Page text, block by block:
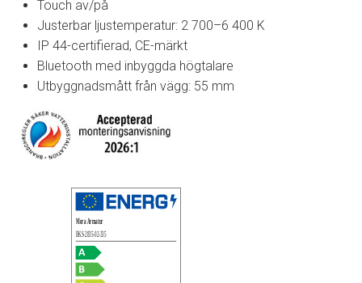
Touch av/på
Justerbar ljustemperatur: 2 700–6 400 K
IP 44-certifierad, CE-märkt
Bluetooth med inbyggda högtalare
Utbyggnadsmått från vägg: 55 mm